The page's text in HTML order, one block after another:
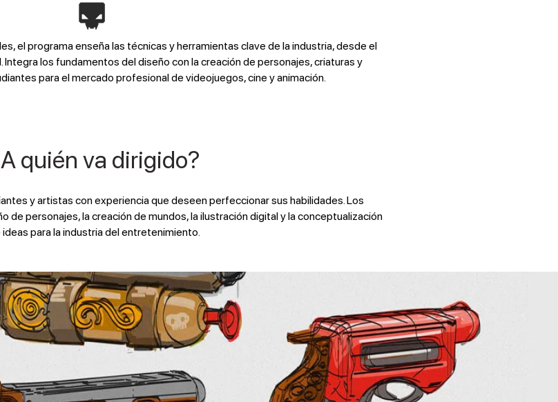
el programa enseña las técnicas y herramientas clave de la industria, desde el
los fundamentos del diseño con la creación de personajes, criaturas y
para el mercado profesional de videojuegos, cine y animación.
quién va dirigido?
y artistas con experiencia que deseen perfeccionar sus habilidades. Los
de personajes, la creación de mundos, la ilustración digital y la conceptualización
ideas para la industria del entretenimiento.